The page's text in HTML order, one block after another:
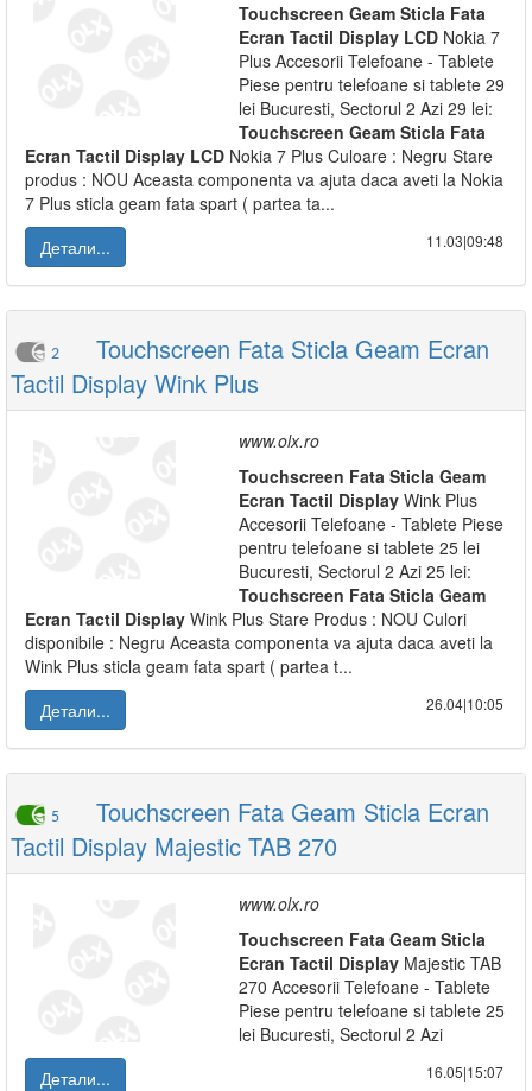
Touchscreen Geam Sticla Fata
Ecran Tactil Display LCD Nokia 7
Plus Accesorii Telefoane - Tablete
Piese pentru telefoane si tablete 29
lei Bucuresti, Sectorul 2 Azi 29 lei:
Touchscreen Geam Sticla Fata
Ecran Tactil Display LCD Nokia 7 Plus Culoare : Negru Stare
produs : NOU Aceasta componenta va ajuta daca aveti la Nokia
7 Plus sticla geam fata spart ( partea ta...
Детали...
11.03|09:48
2
Touchscreen Fata Sticla Geam Ecran
Tactil Display Wink Plus
www.olx.ro
Touchscreen Fata Sticla Geam
Ecran Tactil Display Wink Plus
Accesorii Telefoane - Tablete Piese
pentru telefoane si tablete 25 lei
Bucuresti, Sectorul 2 Azi 25 lei:
Touchscreen Fata Sticla Geam
Ecran Tactil Display Wink Plus Stare Produs : NOU Culori
disponibile : Negru Aceasta componenta va ajuta daca aveti la
Wink Plus sticla geam fata spart ( partea t...
Детали...
26.04|10:05
5
Touchscreen Fata Geam Sticla Ecran
Tactil Display Majestic TAB 270
www.olx.ro
Touchscreen Fata Geam Sticla
Ecran Tactil Display Majestic TAB
270 Accesorii Telefoane - Tablete
Piese pentru telefoane si tablete 25
lei Bucuresti, Sectorul 2 Azi
Детали...
16.05|15:07